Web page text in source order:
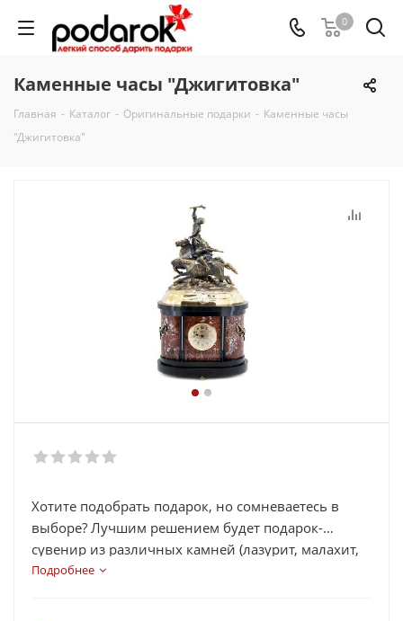
0
Каменные часы "Джигитовка"
Главная - Каталог - Оригинальные подарки - Каменные часы
"Джигитовка"
Хотите подобрать подарок, но сомневаетесь в
выборе? Лучшим решением будет подарок-
сувенир из различных камней (лазурит, малахит,
яшма, змеевик, агат, рубин, нефрит и др.) в виде
Подробнее